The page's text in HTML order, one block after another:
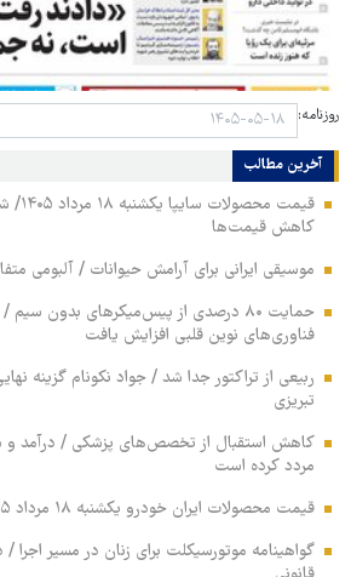
روزنامه:
آخرین مطالب
کاهش قیمت‌ها
موسیقی ایرانی برای آرامش حیوانات / آلبومی
حمایت ۸۰ درصدی از پیس‌میکرهای بدون
فناوری‌های نوین قلبی افزایش یافت
ربیعی از تراکتور جدا شد / جواد نکونام گزینه
تبریزی
کاهش استقبال از تخصص‌های پزشکی / درآمد و
مردد کرده است
قیمت محصولات ایران خودرو یکشنبه ۱۸ مرداد ۱۴۰۵/ کاهش قیمت ۲۰۷
گواهینامه موتورسیکلت برای زنان در مسیر اجرا